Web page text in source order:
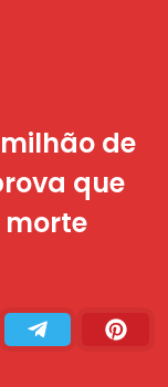
de
que
morte